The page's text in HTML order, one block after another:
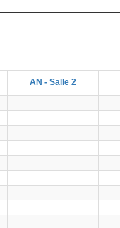
AN - Salle 2